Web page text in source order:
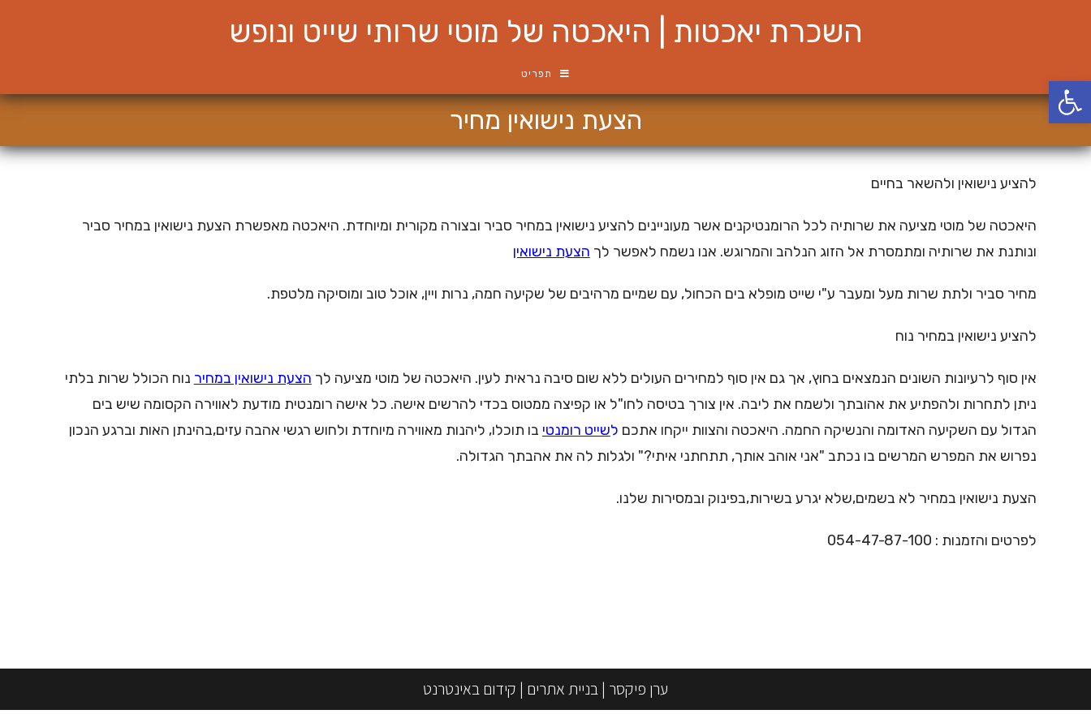
פתח סרגל נגישות
השכרת יאכטות | היאכטה של מוטי שרותי שייט ונופש
תפריט
הצעת נישואין מחיר
להציע נישואין ולהשאר בחיים
היאכטה של מוטי מציעה את שרותיה לכל הרומנטיקנים אשר מעוניינים להציע נישואין במחיר סביר ובצורה מקורית ומיוחדת. היאכטה מאפשרת הצעת נישואין במחיר סביר
ונותנת את שרותיה ומתמסרת אל הזוג הנלהב והמרוגש. אנו נשמח לאפשר לך הצעת נישואין
מחיר סביר ולתת שרות מעל ומעבר ע"י שייט מופלא בים הכחול, עם שמיים מרהיבים של שקיעה חמה, נרות ויין, אוכל טוב ומוסיקה מלטפת.
להציע נישואין במחיר נוח
אין סוף לרעיונות השונים הנמצאים בחוץ, אך גם אין סוף למחירים העולים ללא שום סיבה נראית לעין. היאכטה של מוטי מציעה לך הצעת נישואין במחיר נוח הכולל שרות בלתי
ניתן לתחרות ולהפתיע את אהובתך ולשמח את ליבה. אין צורך בטיסה לחו"ל או קפיצה ממטוס בכדי להרשים אישה. כל אישה רומנטית מודעת לאווירה הקסומה שיש בים
הגדול עם השקיעה האדומה והנשיקה החמה. היאכטה והצוות ייקחו אתכם לשייט רומנטי בו תוכלו, ליהנות מאווירה מיוחדת ולחוש רגשי אהבה עזים,בהינתן האות וברגע הנכון
נפרוש את המפרש המרשים בו נכתב "אני אוהב אותך, תתחתני איתי?" ולגלות לה את אהבתך הגדולה.
הצעת נישואין במחיר לא בשמים,שלא יגרע בשירות,בפינוק ובמסירות שלנו.
לפרטים והזמנות : 054-47-87-100
ערן פיקסר |בניית אתרים | קידום באינטרנט